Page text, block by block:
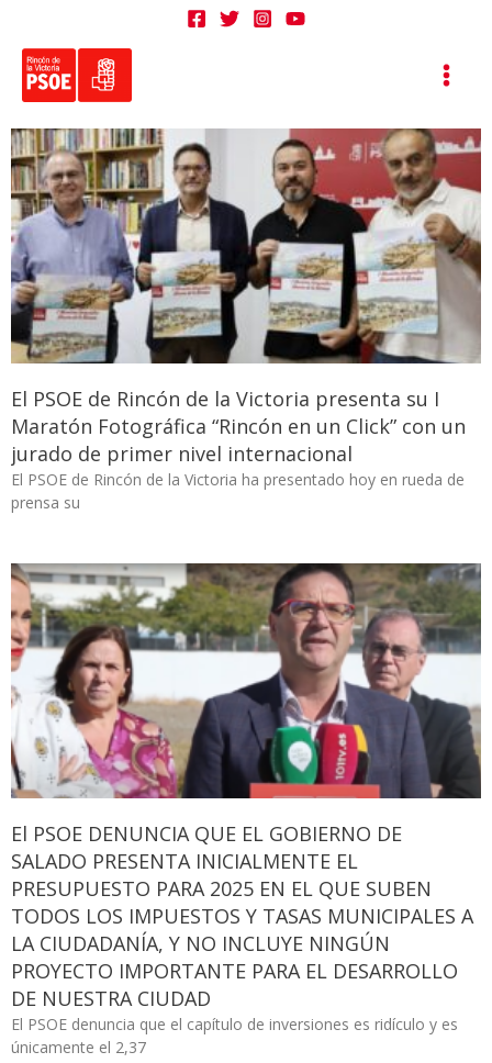
contenido
El PSOE de Rincón de la Victoria presenta su I
Maratón Fotográfica “Rincón en un Click” con un
jurado de primer nivel internacional
El PSOE de Rincón de la Victoria ha presentado hoy en rueda de
prensa su
El PSOE DENUNCIA QUE EL GOBIERNO DE
SALADO PRESENTA INICIALMENTE EL
PRESUPUESTO PARA 2025 EN EL QUE SUBEN
TODOS LOS IMPUESTOS Y TASAS MUNICIPALES A
LA CIUDADANÍA, Y NO INCLUYE NINGÚN
PROYECTO IMPORTANTE PARA EL DESARROLLO
DE NUESTRA CIUDAD
El PSOE denuncia que el capítulo de inversiones es ridículo y es
únicamente el 2,37